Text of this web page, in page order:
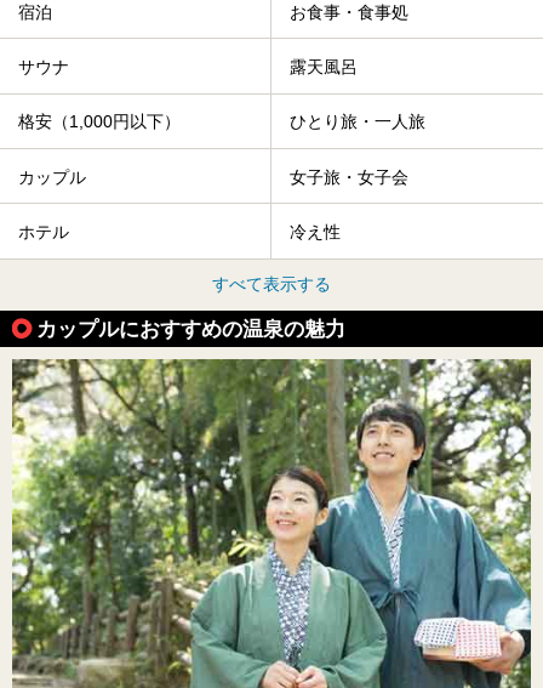
宿泊 お食事・食事処
サウナ 露天風呂
格安（1,000円以下） ひとり旅・一人旅
カップル 女子旅・女子会
ホテル 冷え性
すべて表示する
カップルにおすすめの温泉の魅力